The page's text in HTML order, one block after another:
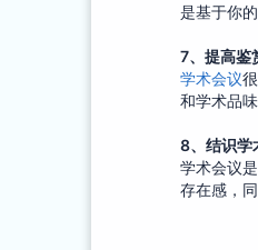
是基于你
7、 提高鉴
学术会议
和学术品
8、 结识学
学术会议
存在感，